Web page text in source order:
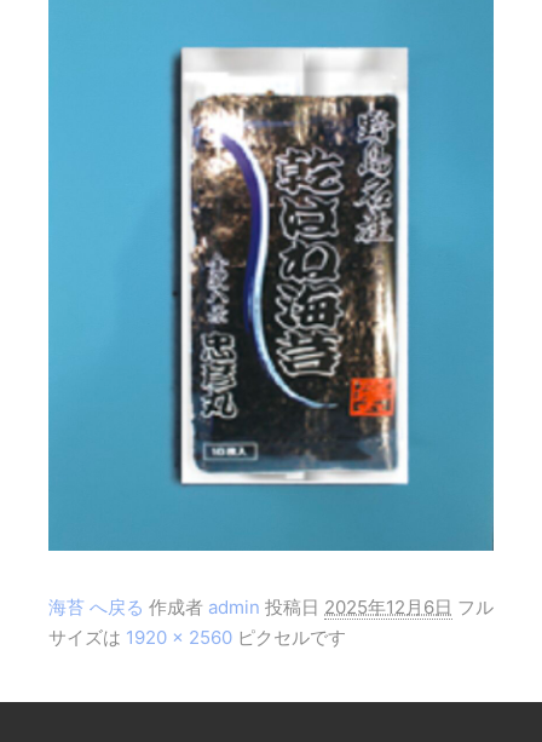
海苔 へ戻る 作成者 admin 投稿日 2025年12月6日 フル
サイズは 1920 × 2560 ピクセルです